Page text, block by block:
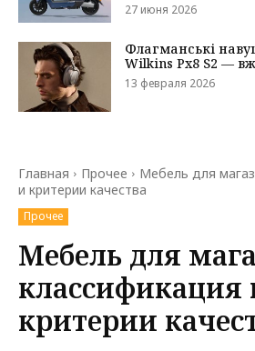
27 июня 2026
Флагманські
Wilkins Px8 S2 —
13 февраля 2026